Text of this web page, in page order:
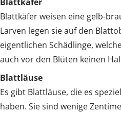
Blattkäfer weisen eine gelb-
Larven legen sie auf den
eigentlichen Schädlinge,
auch vor den Blüten keinen
Blattläuse
Es gibt Blattläuse, die es
haben. Sie sind wenige